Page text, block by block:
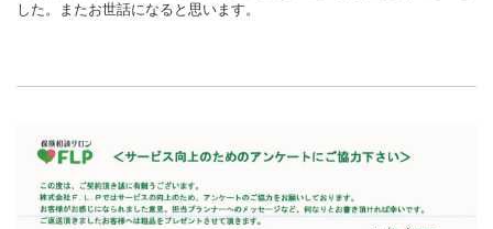
した。またお世話になると思います。